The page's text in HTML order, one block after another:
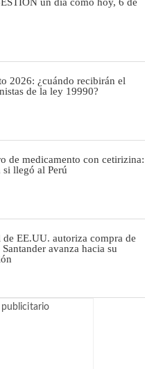
2026: ¿cuándo recibirán el
de la ley 19990?
de medicamento con cetirizina:
llegó al Perú
de EE.UU. autoriza compra de
avanza hacia su